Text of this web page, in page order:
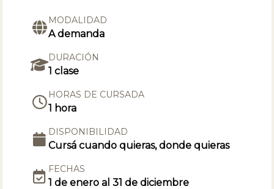
MODALIDAD
A demanda
DURACIÓN
1 clase
HORAS DE CURSADA
1 hora
DISPONIBILIDAD
Cursá cuando quieras, donde quieras
FECHAS
1 de enero al 31 de diciembre